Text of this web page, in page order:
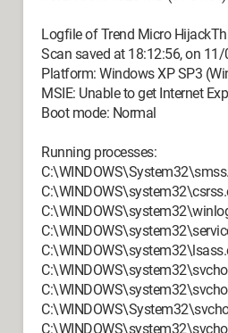
Logfile of Trend Micro
Scan saved at 18:12:56, on
Platform: Windows XP SP3
MSIE: Unable to get Internet
Boot mode: Normal
Running processes: